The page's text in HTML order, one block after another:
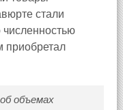
стали
численностью
приобретал
объемах